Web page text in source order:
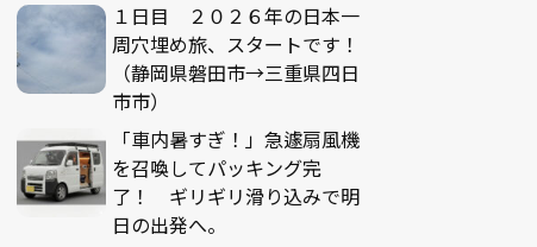
１日目 ２０２６年の日本一
周穴埋め旅、スタートです！
（静岡県磐田市→三重県四日
市市）
「車内暑すぎ！」急遽扇風機
を召喚してパッキング完
了！ ギリギリ滑り込みで明
日の出発へ。